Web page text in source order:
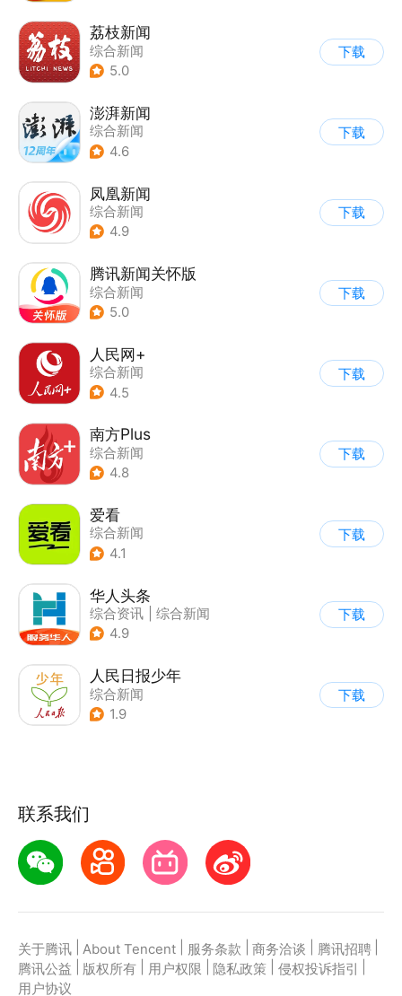
荔枝新闻
综合新闻
5.0
下载
澎湃新闻
综合新闻
4.6
下载
凤凰新闻
综合新闻
4.9
下载
腾讯新闻关怀版
综合新闻
5.0
下载
人民网+
综合新闻
4.5
下载
南方Plus
综合新闻
4.8
下载
爱看
综合新闻
4.1
下载
华人头条
综合资讯
综合新闻
4.9
下载
人民日报少年
综合新闻
1.9
下载
联系我们
关于腾讯 About Tencent 服务条款 商务洽谈 腾讯招聘
腾讯公益
版权所有 用户权限 隐私政策 侵权投诉指引
用户协议